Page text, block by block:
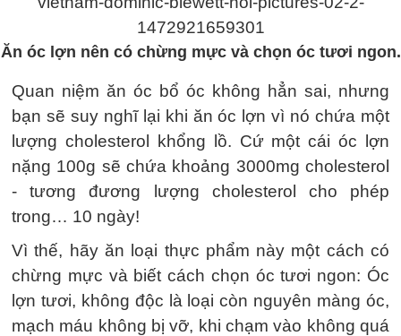
Ăn óc lợn nên có chừng mực và chọn óc tươi ngon.
Quan niệm ăn óc bổ óc không hẳn sai, nhưng
bạn sẽ suy nghĩ lại khi ăn óc lợn vì nó chứa một
lượng cholesterol khổng lồ. Cứ một cái óc lợn
nặng 100g sẽ chứa khoảng 3000mg cholesterol
- tương đương lượng cholesterol cho phép
trong… 10 ngày!
Vì thế, hãy ăn loại thực phẩm này một cách có
chừng mực và biết cách chọn óc tươi ngon: Óc
lợn tươi, không độc là loại còn nguyên màng óc,
mạch máu không bị vỡ, khi chạm vào không quá